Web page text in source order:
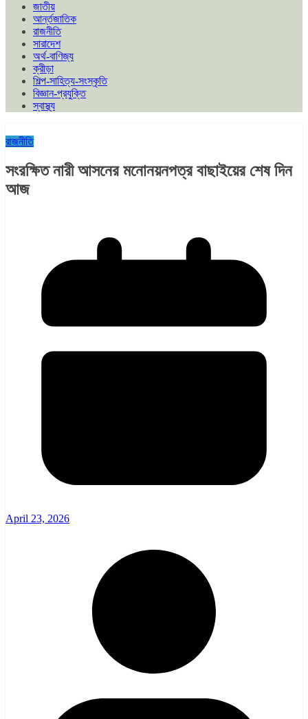
জাতীয়
আর্ন্তজাতিক
রাজনীতি
সারাদেশ
অর্থ-বাণিজ্য
ক্রীড়া
শিল্প-সাহিত্য-সংস্কৃতি
বিজ্ঞান-প্রযুক্তি
স্বাস্থ্য
রাজনীতি
সংরক্ষিত নারী আসনের মনোনয়নপত্র বাছাইয়ের শেষ দিন
আজ
April 23, 2026